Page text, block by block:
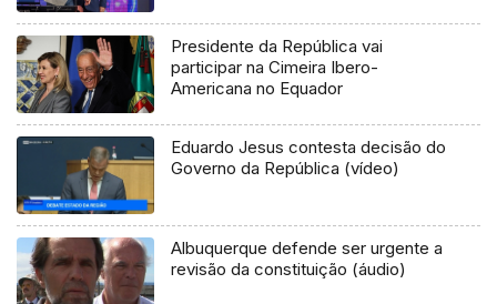
Presidente da República vai
participar na Cimeira Ibero-
Americana no Equador
Eduardo Jesus contesta decisão do
Governo da República (vídeo)
Albuquerque defende ser urgente a
revisão da constituição (áudio)